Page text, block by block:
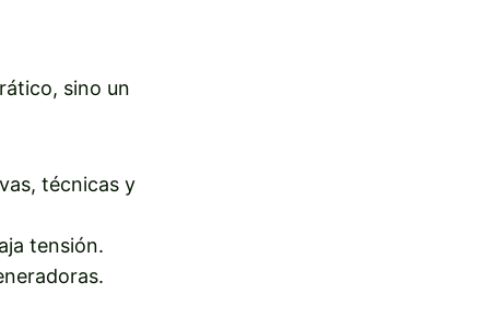
sino un
técnicas y
tensión.